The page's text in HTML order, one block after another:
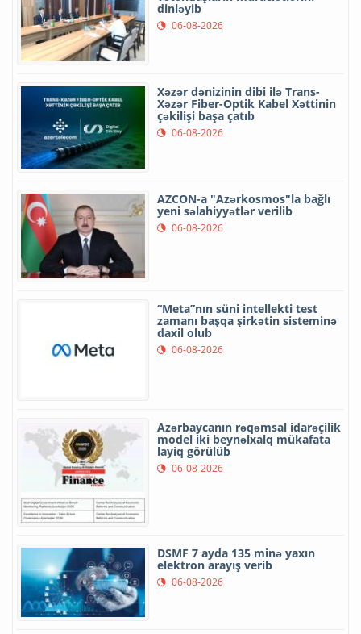
dinləyib
06-08-2026
Xəzər dənizinin dibi ilə Trans-
Xəzər Fiber-Optik Kabel Xəttinin
çəkilişi başa çatıb
06-08-2026
AZCON-a "Azərkosmos"la bağlı
yeni səlahiyyətlər verilib
06-08-2026
“Meta”nın süni intellekti test
zamanı başqa şirkətin sisteminə
daxil olub
06-08-2026
Azərbaycanın rəqəmsal idarəçilik
model iki beynəlxalq mükafata
layiq görülüb
06-08-2026
DSMF 7 ayda 135 minə yaxın
elektron arayış verib
06-08-2026